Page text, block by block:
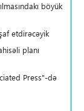
böyük
etdirəcəyik
planı
Press"-də